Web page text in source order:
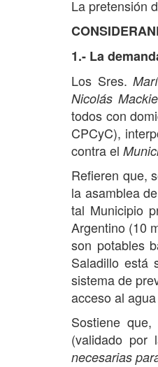
La pretensión
1.- La
Los Sres.
Nicolás
todos con
CPCyC),
contra el
Refieren que,
la asamblea
tal Municipio
Argentino (10
son potables
Saladillo está
sistema de
acceso al
Sostiene
(validado por
necesarias